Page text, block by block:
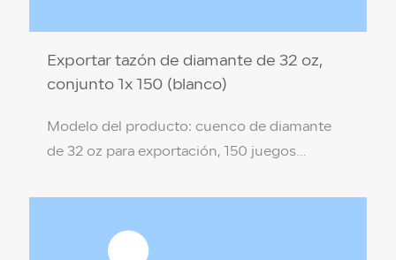
Exportar tazón de diamante de 32 oz,
conjunto 1x 150 (blanco)
Modelo del producto: cuenco de diamante
de 32 oz para exportación, 150 juegos
17,5 x 8,3 x 9,4 cm Material del producto: PP
con el medio ambiente) Color de la caja: